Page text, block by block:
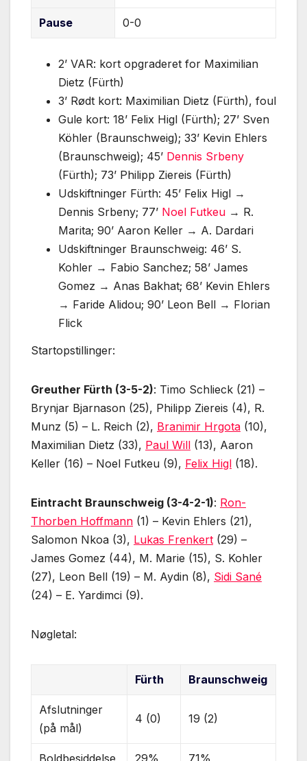
Pause 0-0
2’ VAR: kort opgraderet for Maximilian
Dietz (Fürth)
3’ Rødt kort: Maximilian Dietz (Fürth), foul
Gule kort: 18’ Felix Higl (Fürth); 27’ Sven
Köhler (Braunschweig); 33’ Kevin Ehlers
(Braunschweig); 45’ Dennis Srbeny
(Fürth); 73’ Philipp Ziereis (Fürth)
Udskiftninger Fürth: 45’ Felix Higl →
Dennis Srbeny; 77’ Noel Futkeu → R.
Marita; 90’ Aaron Keller → A. Dardari
Udskiftninger Braunschweig: 46’ S.
Kohler → Fabio Sanchez; 58’ James
Gomez → Anas Bakhat; 68’ Kevin Ehlers
→ Faride Alidou; 90’ Leon Bell → Florian
Flick
Startopstillinger:
Greuther Fürth (3-5-2): Timo Schlieck (21) –
Brynjar Bjarnason (25), Philipp Ziereis (4), R.
Munz (5) – L. Reich (2), Branimir Hrgota (10),
Maximilian Dietz (33), Paul Will (13), Aaron
Keller (16) – Noel Futkeu (9), Felix Higl (18).
Eintracht Braunschweig (3-4-2-1): Ron-
Thorben Hoffmann (1) – Kevin Ehlers (21),
Salomon Nkoa (3), Lukas Frenkert (29) –
James Gomez (44), M. Marie (15), S. Kohler
(27), Leon Bell (19) – M. Aydin (8), Sidi Sané
(24) – E. Yardimci (9).
Nøgletal:
Fürth Braunschweig
Afslutninger
(på mål)
4 (0) 19 (2)
Boldbesiddelse 29% 71%